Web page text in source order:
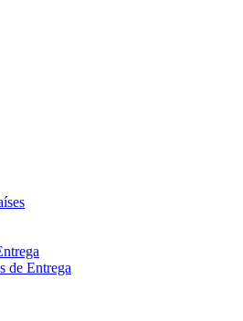
de Entrega